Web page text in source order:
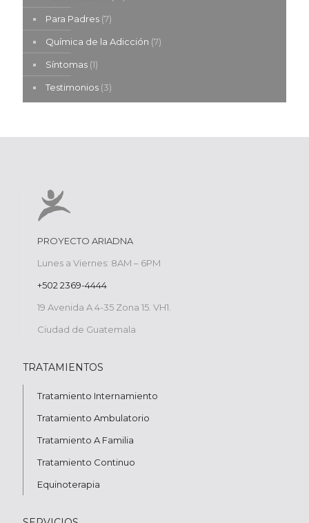
Para Padres (7)
Química de la Adicción (7)
Síntomas (1)
Testimonios (3)
PROYECTO ARIADNA
Lunes a Viernes: 8AM – 6PM
+502 2369-4444
19 Avenida A 4-35 Zona 15. VH1.
Ciudad de Guatemala
TRATAMIENTOS
Tratamiento Internamiento
Tratamiento Ambulatorio
Tratamiento A Familia
Tratamiento Continuo
Equinoterapia